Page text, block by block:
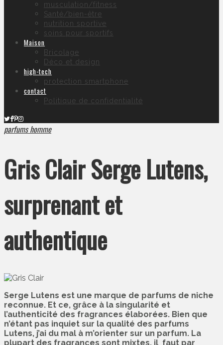
musculation/fitness
Santé/bien-être
nutrition sportive
soins pour sportifs
Maison
Bricolage
Déco et design
high-tech
protection smartphone
contact
Politique de confidentialité
parfums homme
Gris Clair Serge Lutens,
surprenant et
authentique
Serge Lutens est une marque de parfums de niche
reconnue. Et ce, grâce à la singularité et
l’authenticité des fragrances élaborées. Bien que
n’étant pas inquiet sur la qualité des parfums
Lutens, j’ai du mal à m’orienter sur un parfum. La
plupart des fragrances sont mixtes, il faut par